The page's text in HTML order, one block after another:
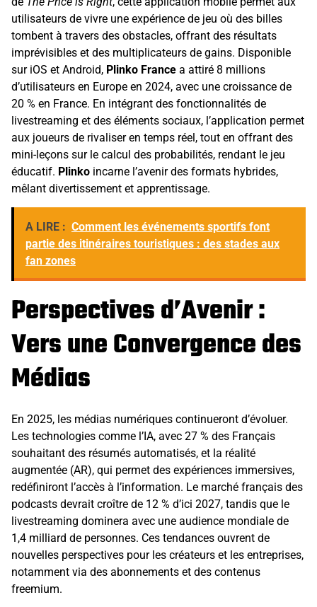
utilisateurs de vivre une expérience de jeu où des billes
tombent à travers des obstacles, offrant des résultats
imprévisibles et des multiplicateurs de gains. Disponible
sur iOS et Android, Plinko France a attiré 8 millions
d’utilisateurs en Europe en 2024, avec une croissance de
20 % en France. En intégrant des fonctionnalités de
livestreaming et des éléments sociaux, l’application permet
aux joueurs de rivaliser en temps réel, tout en offrant des
mini-leçons sur le calcul des probabilités, rendant le jeu
éducatif. Plinko incarne l’avenir des formats hybrides,
mêlant divertissement et apprentissage.
A LIRE : Comment les événements sportifs font
partie des itinéraires touristiques : des stades aux
fan zones
Perspectives d’Avenir :
Vers une Convergence des
Médias
En 2025, les médias numériques continueront d’évoluer.
Les technologies comme l’IA, avec 27 % des Français
souhaitant des résumés automatisés, et la réalité
augmentée (AR), qui permet des expériences immersives,
redéfiniront l’accès à l’information. Le marché français des
podcasts devrait croître de 12 % d’ici 2027, tandis que le
livestreaming dominera avec une audience mondiale de
1,4 milliard de personnes. Ces tendances ouvrent de
nouvelles perspectives pour les créateurs et les entreprises,
notamment via des abonnements et des contenus
freemium.